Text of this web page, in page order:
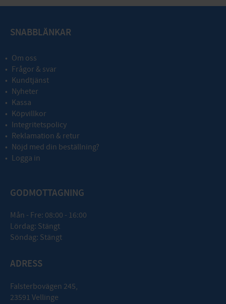
SNABBLÄNKAR
Om oss
Frågor & svar
Kundtjänst
Nyheter
Kassa
Köpvillkor
Integritetspolicy
Reklamation & retur
Nöjd med din beställning?
Logga in
GODMOTTAGNING
Mån - Fre: 08:00 - 16:00
Lördag: Stängt
Söndag: Stängt
ADRESS
Falsterbovägen 245,
23591 Vellinge